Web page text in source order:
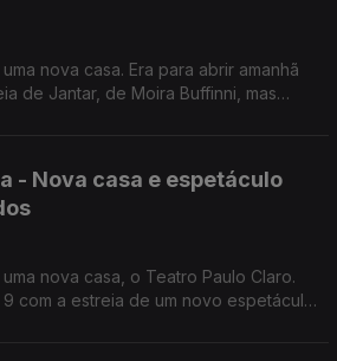
nova casa. Era para abrir amanhã
de Jantar, de Moira Buffinni, mas
- Nova casa e espetáculo
nova casa, o Teatro Paulo Claro.
com a estreia de um novo espetáculo: